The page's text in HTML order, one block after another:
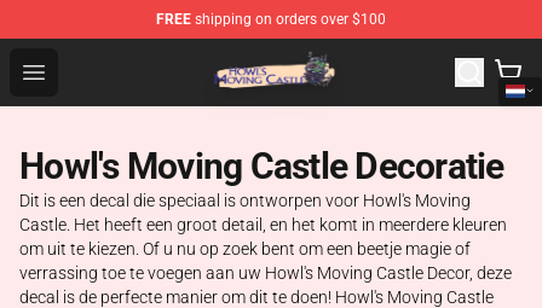
FREE shipping on orders over $100
Open menu
Howl's Moving Castle Store - Official Howl's Moving
Howl's Moving Castle Decoratie
Dit is een decal die speciaal is ontworpen voor Howl's Moving
Castle. Het heeft een groot detail, en het komt in meerdere kleuren
om uit te kiezen. Of u nu op zoek bent om een beetje magie of
verrassing toe te voegen aan uw Howl's Moving Castle Decor, deze
decal is de perfecte manier om dit te doen! Howl's Moving Castle